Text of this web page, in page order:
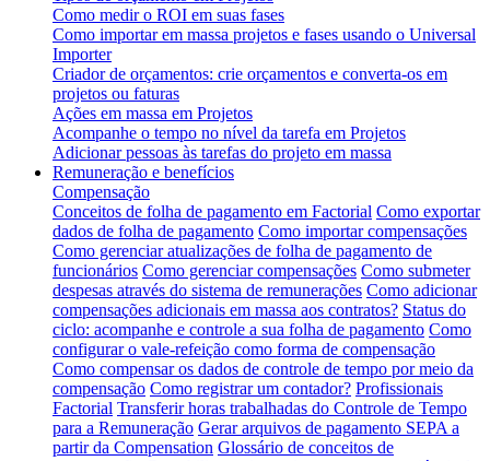
Como medir o ROI em suas fases
Como importar em massa projetos e fases usando o Universal
Importer
Criador de orçamentos: crie orçamentos e converta-os em
projetos ou faturas
Ações em massa em Projetos
Acompanhe o tempo no nível da tarefa em Projetos
Adicionar pessoas às tarefas do projeto em massa
Remuneração e benefícios
Compensação
Conceitos de folha de pagamento em Factorial Como exportar
dados de folha de pagamento Como importar compensações
Como gerenciar atualizações de folha de pagamento de
funcionários Como gerenciar compensações Como submeter
despesas através do sistema de remunerações Como adicionar
compensações adicionais em massa aos contratos? Status do
ciclo: acompanhe e controle a sua folha de pagamento Como
configurar o vale-refeição como forma de compensação
Como compensar os dados de controle de tempo por meio da
compensação Como registrar um contador? Profissionais
Factorial Transferir horas trabalhadas do Controle de Tempo
para a Remuneração Gerar arquivos de pagamento SEPA a
partir da Compensation Glossário de conceitos de